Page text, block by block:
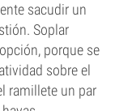
sacudir un
Soplar
porque se
sobre el
ramillete un par